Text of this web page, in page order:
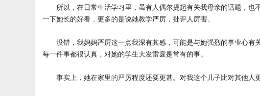
所以，在日常生活学习里，虽有人偶尔提起有关我母亲的话题，也
一下她长的好看，更多的是说她教学严厉，批评人厉害。
没错，我妈妈严厉这一点我深有其感，可能是与她强烈的事业心有
每一件事都很认真，对她的学生大发雷霆是常有的事。
事实上，她在家里的严厉程度还要更甚。对我这个儿子比对其他人更